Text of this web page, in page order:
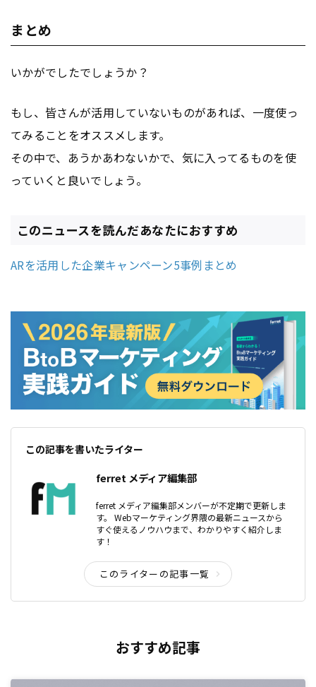
まとめ
いかがでしたでしょうか？
もし、皆さんが活用していないものがあれば、一度使っ
てみることをオススメします。
その中で、あうかあわないかで、気に入ってるものを使
っていくと良いでしょう。
このニュースを読んだあなたにおすすめ
ARを活用した企業キャンペーン5事例まとめ
この記事を書いたライター
ferret メディア編集部
ferret メディア編集部メンバーが不定期で更新しま
す。 Webマーケティング界隈の最新ニュースから
すぐ使えるノウハウまで、わかりやすく紹介しま
す！
このライターの記事一覧
おすすめ記事